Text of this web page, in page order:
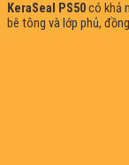
KeraSeal PS50có khả
bê tông và lớp phủ,